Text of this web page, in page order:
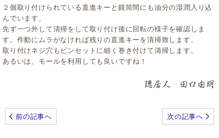
２個取り付けられている直進キーと鏡筒間にも油分の湿潤入り込
んでいます。
先ず一つ外して清掃をして取り付け後に回転の様子を確認しま
す。作動にムラがなければ残りの直進キーを清掃致します。
取り付けネジ穴もピンセットに細く巻き付けて清掃します。
あるいは、モールを利用しても良いですね！
前の記事へ 次の記事へ